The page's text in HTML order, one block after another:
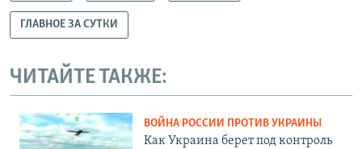
ГЛАВНОЕ ЗА СУТКИ
ЧИТАЙТЕ ТАКЖЕ:
ВОЙНА РОССИИ ПРОТИВ УКРАИНЫ
Как Украина берет под контроль